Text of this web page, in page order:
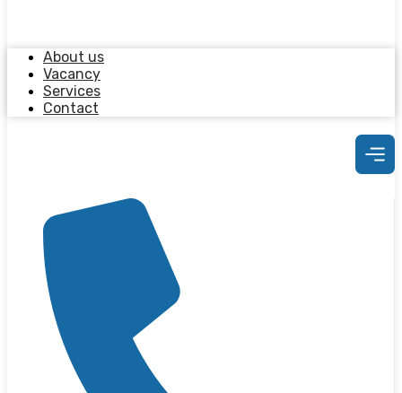
About us
Vacancy
Services
Contact